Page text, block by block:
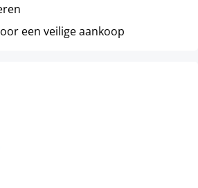
een veilige aankoop